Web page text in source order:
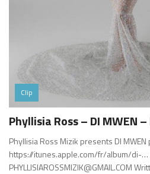
Clip
Phyllisia Ross – DI MWEN
Phyllisia Ross Mizik presents DI MWEN
https://itunes.apple.com/fr/album/di-…
PHYLLISIAROSSMIZIK@GMAIL.COM